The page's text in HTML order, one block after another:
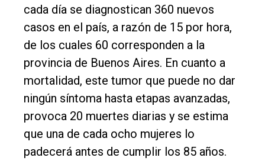
cada día se diagnostican 360 nuevos
casos en el país, a razón de 15 por hora,
de los cuales 60 corresponden a la
provincia de Buenos Aires. En cuanto a
mortalidad, este tumor que puede no dar
ningún síntoma hasta etapas avanzadas,
provoca 20 muertes diarias y se estima
que una de cada ocho mujeres lo
padecerá antes de cumplir los 85 años.